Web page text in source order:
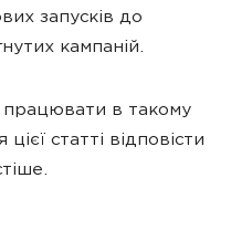
запусків до
кампаній.
працювати в такому
статті відповісти